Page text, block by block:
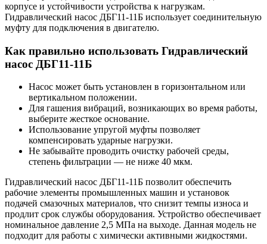
корпусе и устойчивости устройства к нагрузкам.
Гидравлический насос ДБГ11-11Б использует соединительную
муфту для подключения в двигателю.
Как правильно использовать Гидравлический
насос ДБГ11-11Б
Насос может быть установлен в горизонтальном или
вертикальном положении.
Для гашения вибраций, возникающих во время работы,
выберите жесткое основание.
Использование упругой муфты позволяет
компенсировать ударные нагрузки.
Не забывайте проводить очистку рабочей среды,
степень фильтрации — не ниже 40 мкм.
Гидравлический насос ДБГ11-11Б позволит обеспечить
рабочие элементы промышленных машин и установок
подачей смазочных материалов, что снизит темпы износа и
продлит срок службы оборудования. Устройство обеспечивает
номинальное давление 2,5 МПа на выходе. Данная модель не
подходит для работы с химически активными жидкостями.